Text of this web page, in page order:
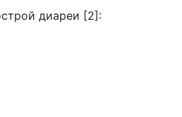
диареи [2]: